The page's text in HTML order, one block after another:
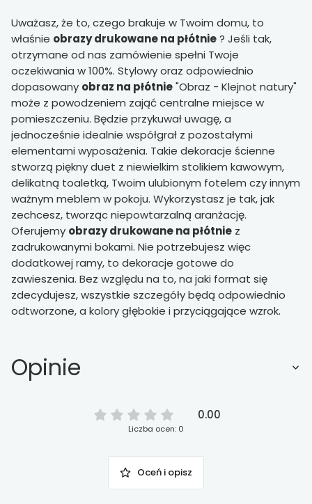
Uważasz, że to, czego brakuje w Twoim domu, to
właśnie obrazy drukowane na płótnie? Jeśli tak,
otrzymane od nas zamówienie spełni Twoje
oczekiwania w 100%. Stylowy oraz odpowiednio
dopasowany obraz na płótnie"Obraz - Klejnot natury"
może z powodzeniem zająć centralne miejsce w
pomieszczeniu. Będzie przykuwał uwagę, a
jednocześnie idealnie współgrał z pozostałymi
elementami wyposażenia. Takie dekoracje ścienne
stworzą piękny duet z niewielkim stolikiem kawowym,
delikatną toaletką, Twoim ulubionym fotelem czy innym
ważnym meblem w pokoju. Wykorzystasz je tak, jak
zechcesz, tworząc niepowtarzalną aranżację.
Oferujemy obrazy drukowane na płótnie z
zadrukowanymi bokami. Nie potrzebujesz więc
dodatkowej ramy, to dekoracje gotowe do
zawieszenia. Bez względu na to, na jaki format się
zdecydujesz, wszystkie szczegóły będą odpowiednio
odtworzone, a kolory głębokie i przyciągające wzrok.
Opinie
0.00
Liczba ocen: 0
Oceń i opisz